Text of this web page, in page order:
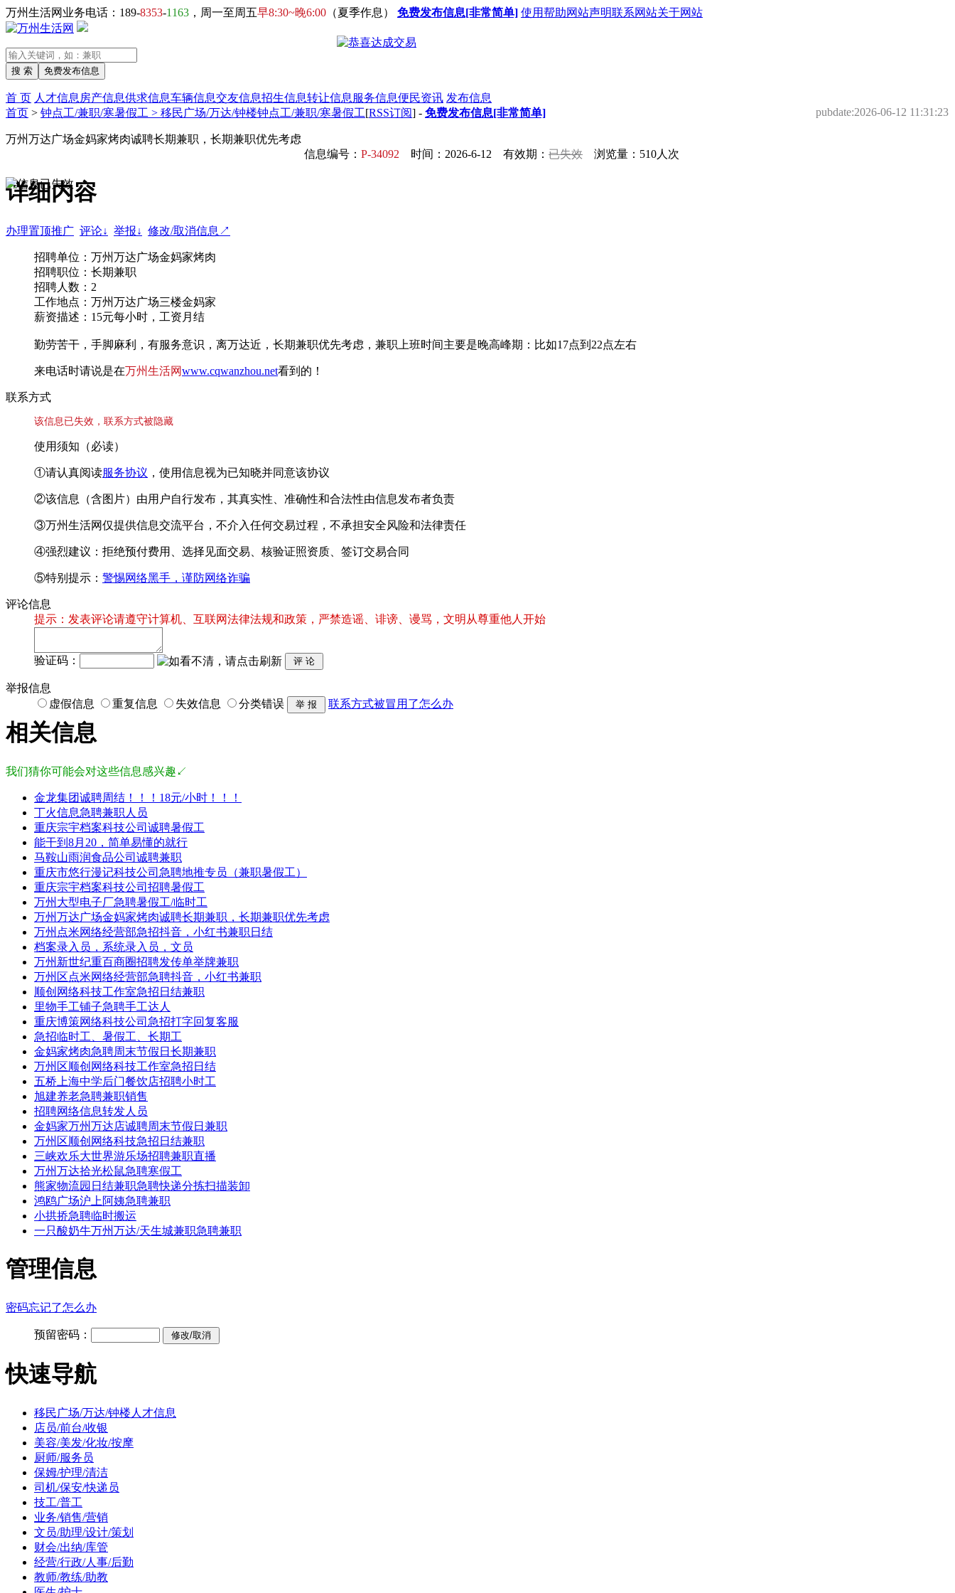
万州生活网业务电话：189-8353-1163 ，周一至周五早8:30~晚6:00 （夏季作息） 免费发布信息[非常简单] 使用帮助网站声明联系网站关于网站
首 页 人才信息 房产信息供求信息车辆信息交友信息招生信息转让信息 服务信息便民资讯 发布信息
首页 > 钟点工/兼职/寒暑假工 > 移民广场/万达/钟楼钟点工/兼职/寒暑假工[RSS订阅] - 免费发布信息[非常简单] pubdate:2026-06-12 11:31:23
万州万达广场金妈家烤肉诚聘长期兼职，长期兼职优先考虑
信息编号： P-34092 时间：2026-6-12 有效期： 已失效 浏览量：510人次
详细内容
办理置顶推广 评论↓ 举报↓ 修改/取消信息↗
招聘单位：万州万达广场金妈家烤肉
招聘职位：长期兼职
招聘人数：2
工作地点：万州万达广场三楼金妈家
薪资描述：15元每小时，工资月结
勤劳苦干，手脚麻利，有服务意识，离万达近，长期兼职优先考虑，兼职上班时间主要是晚高峰期：比如17点到22点左右
来电话时请说是在万州生活网www.cqwanzhou.net看到的！
联系方式
该信息已失效，联系方式被隐藏
使用须知（必读）
①请认真阅读服务协议 ，使用信息视为已知晓并同意该协议
②该信息（含图片）由用户自行发布，其真实性、准确性和合法性由信息发布者负责
③万州生活网仅提供信息交流平台，不介入任何交易过程，不承担安全风险和法律责任
④强烈建议：拒绝预付费用、选择见面交易、核验证照资质、签订交易合同
⑤特别提示： 警惕网络黑手，谨防网络诈骗
评论信息
提示：发表评论请遵守计算机、互联网法律法规和政策，严禁造谣、诽谤、谩骂，文明从尊重他人开始
验证码：
举报信息
虚假信息
重复信息 失效信息 分类错误 联系方式被冒用了怎么办
相关信息
我们猜你可能会对这些信息感兴趣↙
金龙集团诚聘周结！！！18元/小时！！！
丁火信息急聘兼职人员
重庆宗宇档案科技公司诚聘暑假工
能干到8月20，简单易懂的就行
马鞍山雨润食品公司诚聘兼职
重庆市悠行漫记科技公司急聘地推专员（兼职暑假工）
重庆宗宇档案科技公司招聘暑假工
万州大型电子厂急聘暑假工/临时工
万州万达广场金妈家烤肉诚聘长期兼职，长期兼职优先考虑
万州点米网络经营部急招抖音，小红书兼职日结
档案录入员，系统录入员，文员
万州新世纪重百商圈招聘发传单举牌兼职
万州区点米网络经营部急聘抖音，小红书兼职
顺创网络科技工作室急招日结兼职
里物手工铺子急聘手工达人
重庆博策网络科技公司急招打字回复客服
急招临时工、暑假工、长期工
金妈家烤肉急聘周末节假日长期兼职
万州区顺创网络科技工作室急招日结
五桥上海中学后门餐饮店招聘小时工
旭建养老急聘兼职销售
招聘网络信息转发人员
金妈家万州万达店诚聘周末节假日兼职
万州区顺创网络科技急招日结兼职
三峡欢乐大世界游乐场招聘兼职直播
万州万达拾光松鼠急聘寒假工
熊家物流园日结兼职急聘快递分拣扫描装卸
鸿鸥广场沪上阿姨急聘兼职
小拱挢急聘临时搬运
一只酸奶牛万州万达/天生城兼职急聘兼职
管理信息
密码忘记了怎么办
预留密码：
快速导航
移民广场/万达/钟楼人才信息
店员/前台/收银
美容/美发/化妆/按摩
厨师/服务员
保姆/护理/清洁
司机/保安/快递员
技工/普工
业务/销售/营销
文员/助理/设计/策划
财会/出纳/库管
经营/行政/人事/后勤
教师/教练/助教